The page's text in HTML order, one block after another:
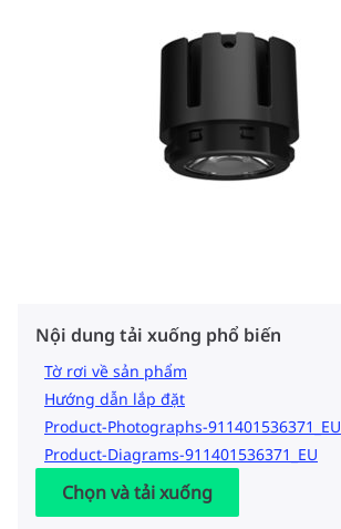
Nội dung tải xuống phổ biến
Tờ rơi về sản phẩm
Hướng dẫn lắp đặt
Product-Photographs-911401536371_EU
Product-Diagrams-911401536371_EU
Chọn và tải xuống